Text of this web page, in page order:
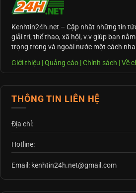
Kenhtin24h.net – Cập nhật những tin
giải trí, thể thao, xã hội, v.v giúp bạn
trọng trong và ngoài nước một cách
Giới thiệu |Quảng cáo |Chính sách |Về
THÔNG TIN LIÊN HỆ
Địa chỉ:
Hotline:
Email: kenhtin24h.net@gmail.com